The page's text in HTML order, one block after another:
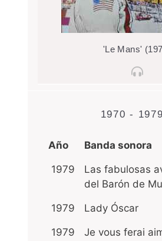
'Le Mans'
1970 - 1979
Año Banda sonora
1979
Las fabulosas
del Barón de
1979 Lady Óscar
1979 Je vous ferai